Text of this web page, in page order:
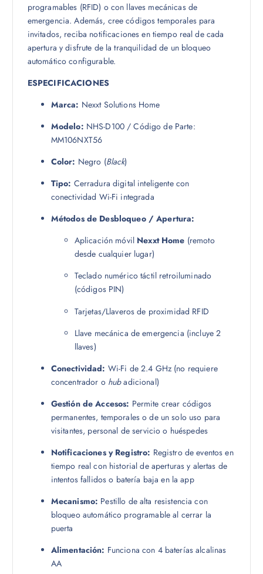
programables (RFID) o con llaves mecánicas de
emergencia. Además, cree códigos temporales para
invitados, reciba notificaciones en tiempo real de cada
apertura y disfrute de la tranquilidad de un bloqueo
automático configurable.
ESPECIFICACIONES
Marca: Nexxt Solutions Home
Modelo: NHS-D100 / Código de Parte:
MM106NXT56
Color: Negro (Black)
Tipo: Cerradura digital inteligente con
conectividad Wi-Fi integrada
Métodos de Desbloqueo / Apertura:
Aplicación móvil Nexxt Home (remoto
desde cualquier lugar)
Teclado numérico táctil retroiluminado
(códigos PIN)
Tarjetas/Llaveros de proximidad RFID
Llave mecánica de emergencia (incluye 2
llaves)
Conectividad: Wi-Fi de 2.4 GHz (no requiere
concentrador o hubadicional)
Gestión de Accesos: Permite crear códigos
permanentes, temporales o de un solo uso para
visitantes, personal de servicio o huéspedes
Notificaciones y Registro: Registro de eventos en
tiempo real con historial de aperturas y alertas de
intentos fallidos o batería baja en la app
Mecanismo: Pestillo de alta resistencia con
bloqueo automático programable al cerrar la
puerta
Alimentación: Funciona con 4 baterías alcalinas
AA